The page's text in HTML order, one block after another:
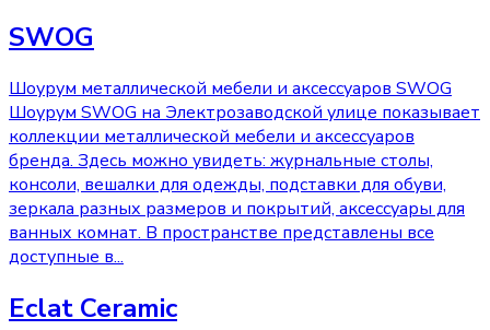
SWOG
Шоурум металлической мебели и аксессуаров SWOG
Шоурум SWOG на Электрозаводской улице показывает
коллекции металлической мебели и аксессуаров
бренда. Здесь можно увидеть: журнальные столы,
консоли, вешалки для одежды, подставки для обуви,
зеркала разных размеров и покрытий, аксессуары для
ванных комнат. В пространстве представлены все
доступные в...
Eclat Ceramic